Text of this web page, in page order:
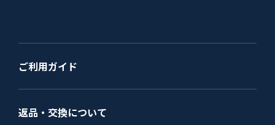
ご利用ガイド
返品・交換について